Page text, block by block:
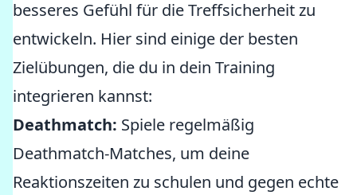
besseres Gefühl für die Treffsicherheit zu
entwickeln. Hier sind einige der besten
Zielübungen, die du in dein Training
integrieren kannst:
Deathmatch: Spiele regelmäßig
Deathmatch-Matches, um deine
Reaktionszeiten zu schulen und gegen echte